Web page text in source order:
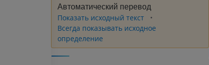
Автоматический перевод
Показать исходный текст
Всегда показывать исходное
определение